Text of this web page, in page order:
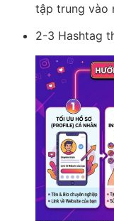
tập trung vào
2-3 Hashtag